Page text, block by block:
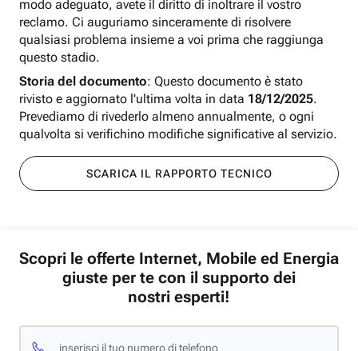
modo adeguato, avete il diritto di inoltrare il vostro
reclamo. Ci auguriamo sinceramente di risolvere
qualsiasi problema insieme a voi prima che raggiunga
questo stadio.
Storia del documento: Questo documento è stato
rivisto e aggiornato l'ultima volta in data 18/12/2025.
Prevediamo di rivederlo almeno annualmente, o ogni
qualvolta si verifichino modifiche significative al servizio.
SCARICA IL RAPPORTO TECNICO
Scopri le offerte Internet, Mobile ed Energia
giuste per te con il supporto dei
nostri esperti!
inserisci il tuo numero di telefono